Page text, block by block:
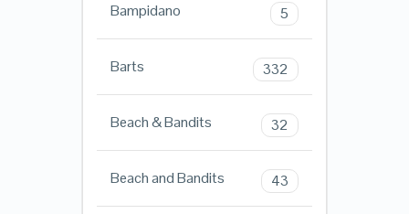
Bampidano 5
Barts 332
Beach & Bandits 32
Beach and Bandits 43